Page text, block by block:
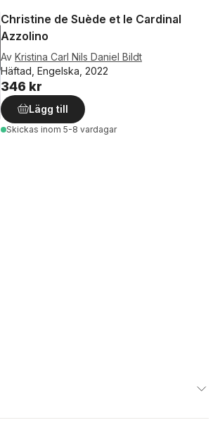
Christine de Suède et le Cardinal
Azzolino
Av Kristina Carl Nils Daniel Bildt
Häftad, Engelska, 2022
346 kr
Lägg till
Skickas inom 5-8 vardagar